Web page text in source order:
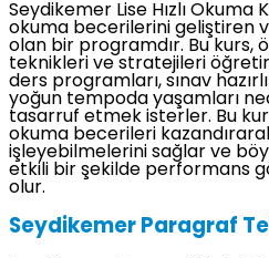
Seydikemer Lise Hızlı Okuma
okuma becerilerini geliştiren
olan bir programdır. Bu kurs,
teknikleri ve stratejileri
ders programları, sınav
yoğun tempoda yaşamları
tasarruf etmek isterler. Bu
okuma becerileri
işleyebilmelerini sağlar ve
etkili bir şekilde performans
olur.
Seydikemer Paragraf